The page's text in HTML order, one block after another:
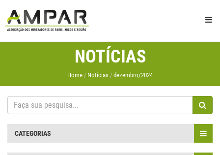
NOTÍCIAS
Home Notícias dezembro/2024
CATEGORIAS